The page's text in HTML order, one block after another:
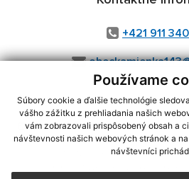
Používame
Súbory cookie a ďalšie technológie
vášho zážitku z prehliadania našich
vám zobrazovali prispôsobený obsah a
návštevnosti našich webových stránok a
návštevníci
+421 911
využite možnosť získavania
CMS systém (redakčný) systém
webex.digital, s.r.o.,